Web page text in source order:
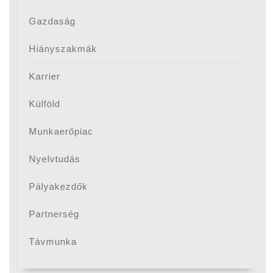
Gazdaság
Hiányszakmák
Karrier
Külföld
Munkaerőpiac
Nyelvtudás
Pályakezdők
Partnerség
Távmunka